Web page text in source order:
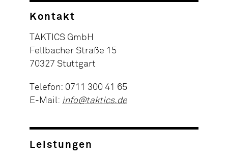
Kontakt
TAKTICS GmbH
Fellbacher Straße 15
70327 Stuttgart
Telefon: 0711 300 41 65
E-Mail: info@taktics.de
Leistungen